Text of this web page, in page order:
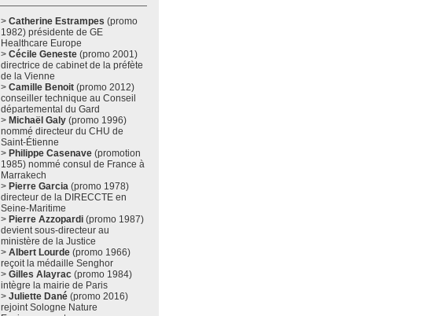
> Catherine Estrampes (promo
1982) présidente de GE
Healthcare Europe
> Cécile Geneste (promo 2001)
directrice de cabinet de la préfète
de la Vienne
> Camille Benoit (promo 2012)
conseiller technique au Conseil
départemental du Gard
> Michaël Galy (promo 1996)
nommé directeur du CHU de
Saint-Étienne
> Philippe Casenave (promotion
1985) nommé consul de France à
Marrakech
> Pierre Garcia (promo 1978)
directeur de la DIRECCTE en
Seine-Maritime
> Pierre Azzopardi (promo 1987)
devient sous-directeur au
ministère de la Justice
> Albert Lourde (promo 1966)
reçoit la médaille Senghor
> Gilles Alayrac (promo 1984)
intègre la mairie de Paris
> Juliette Dané (promo 2016)
rejoint Sologne Nature